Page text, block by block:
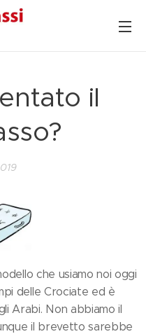
il
che usiamo noi oggi
delle Crociate ed è
Arabi. Non abbiamo il
il brevetto sarebbe